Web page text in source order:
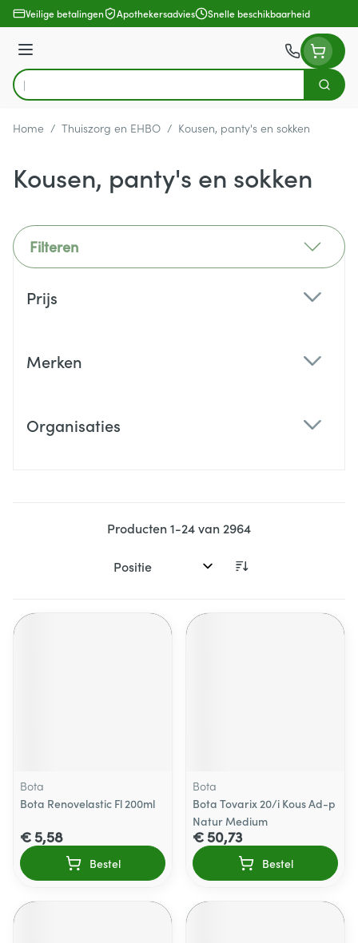
Ga naar de inhoud
Veilige betalingen Apothekersadvies Snelle beschikbaarheid
Menu
Product, merk, categorie...
Zoek
Home / Thuiszorg en EHBO / Kousen, panty's en sokken
Kousen, panty's en sokken
Filteren
Prijs
Merken
Organisaties
Producten1-24van 2964
Sorteer op:
Bota
Bota Renovelastic Fl 200ml
€ 5,58
Bestel
Bota
Bota Tovarix 20/i Kous Ad-p
Natur Medium
€ 50,73
Bestel